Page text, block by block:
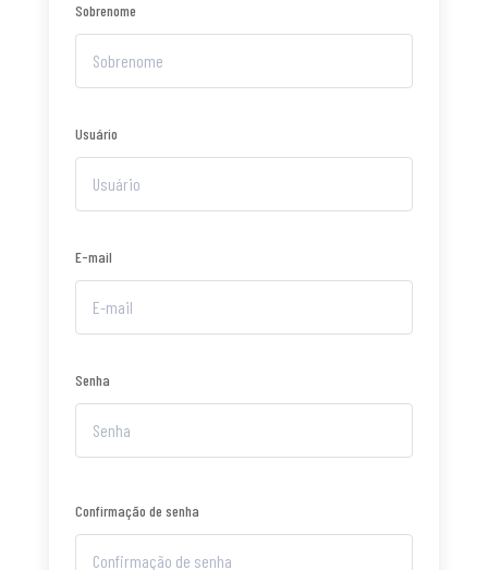
Sobrenome
Usuário
E-mail
Senha
Confirmação de senha